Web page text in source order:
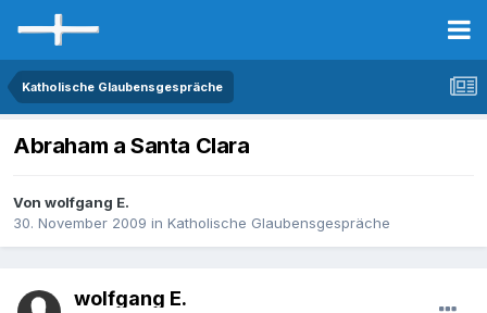
Katholische Glaubensgespräche
Abraham a Santa Clara
Von wolfgang E.
30. November 2009 in Katholische Glaubensgespräche
wolfgang E.